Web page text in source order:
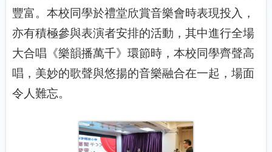
豐富。本校同學於禮堂欣賞音樂會時表現投入，
亦有積極參與表演者安排的活動，其中進行全場
大合唱《樂韻播萬千》環節時，本校同學齊聲高
唱，美妙的歌聲與悠揚的音樂融合在一起，場面
令人難忘。